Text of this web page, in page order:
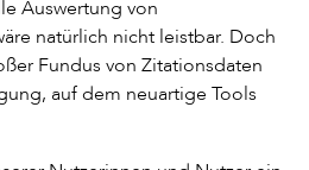
Auswertung von
natürlich nicht leistbar. Doch
Fundus von Zitationsdaten
auf dem neuartige Tools